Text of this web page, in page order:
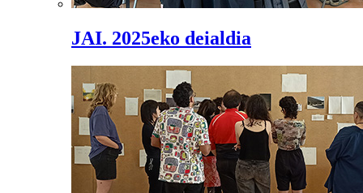
JAI. 2025eko deialdia